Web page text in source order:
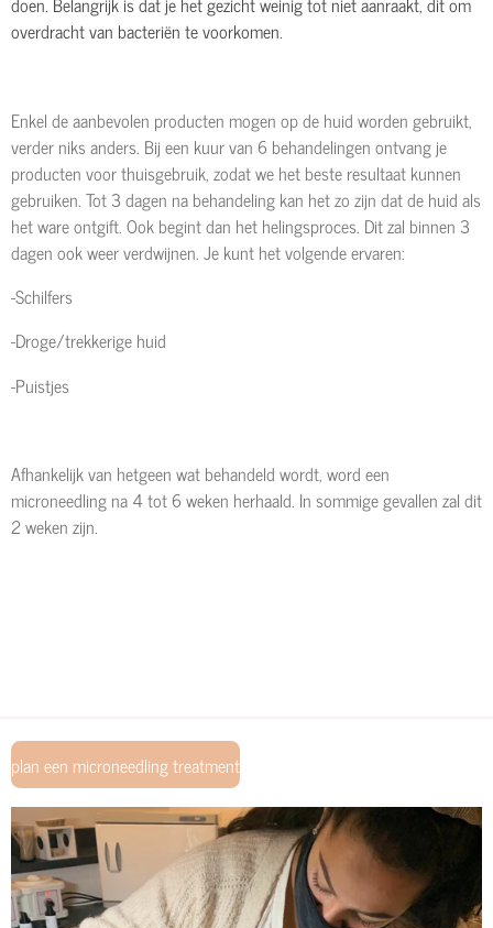
overdracht van bacteriën te voorkomen.
Enkel de aanbevolen producten mogen op de huid worden gebruikt,
verder niks anders. Bij een kuur van 6 behandelingen ontvang je
producten voor thuisgebruik, zodat we het beste resultaat kunnen
gebruiken. Tot 3 dagen na behandeling kan het zo zijn dat de huid als
het ware ontgift. Ook begint dan het helingsproces. Dit zal binnen 3
dagen ook weer verdwijnen. Je kunt het volgende ervaren:
-Schilfers
-Droge/trekkerige huid
-Puistjes
Afhankelijk van hetgeen wat behandeld wordt, word een
microneedling na 4 tot 6 weken herhaald. In sommige gevallen zal dit
2 weken zijn.
plan een microneedling treatment